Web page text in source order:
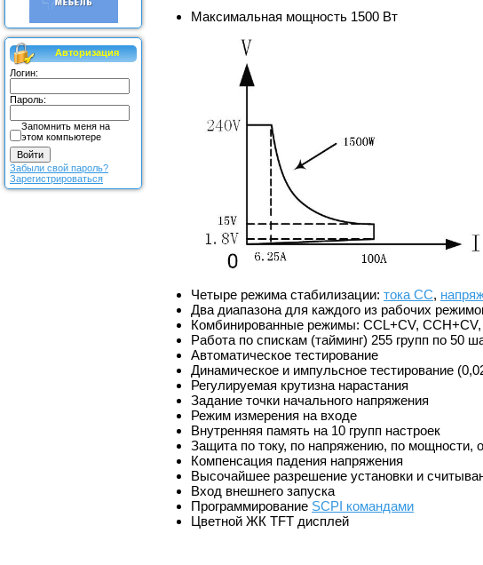
Авторизация
Логин:
Пароль:
Запомнить меня на
этом компьютере
Забыли свой пароль?
Зарегистрироваться
Максимальная мощность 1500 Вт
Четыре режима стабилизации: тока CC,
Два диапазона для каждого из рабочих
Комбинированные режимы: CCL+CV,
Работа по спискам (тайминг) 255 групп по 50
Автоматическое тестирование
Динамическое и импульсное тестирование
Регулируемая крутизна нарастания
Задание точки начального напряжения
Режим измерения на входе
Внутренняя память на 10 групп настроек
Защита по току, по напряжению, по мощности,
Компенсация падения напряжения
Высочайшее разрешение установки и
Вход внешнего запуска
Программирование SCPI командами
Цветной ЖК TFT дисплей